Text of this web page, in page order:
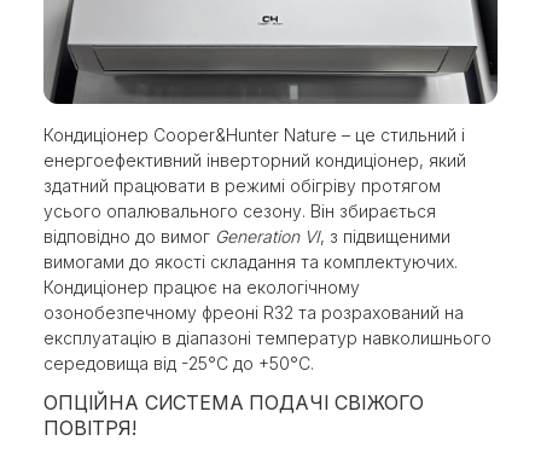
Кондиціонер Cooper&Hunter Nature – це стильний і
енергоефективний інверторний кондиціонер, який
здатний працювати в режимі обігріву протягом
усього опалювального сезону. Він збирається
відповідно до вимог Generation VI, з підвищеними
вимогами до якості складання та комплектуючих.
Кондиціонер працює на екологічному
озонобезпечному фреоні R32 та розрахований на
експлуатацію в діапазоні температур навколишнього
середовища від -25°С до +50°С.
ОПЦІЙНА СИСТЕМА ПОДАЧІ СВІЖОГО
ПОВІТРЯ!